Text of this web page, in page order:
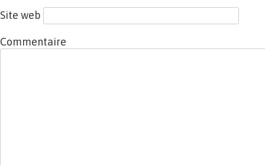
Site web
Commentaire